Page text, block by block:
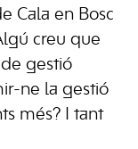
Cala en Bosc
creu que
gestió
ne la gestió
més? I tant